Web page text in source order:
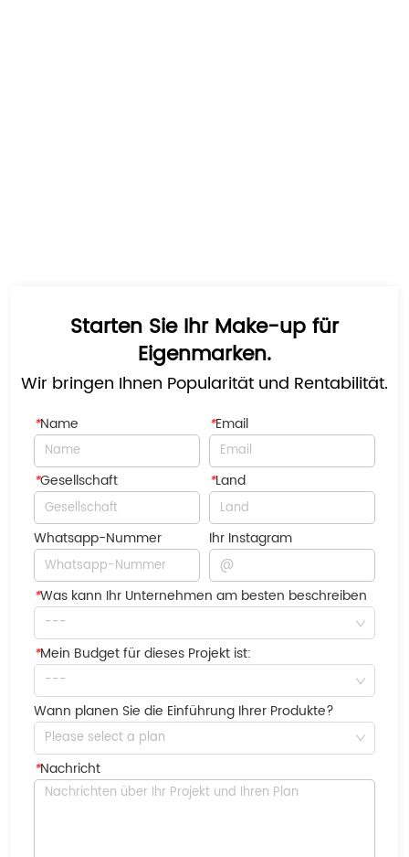
Starten Sie Ihr Make-up für
Eigenmarken.
Wir bringen Ihnen Popularität und Rentabilität.
*Name *Email
*Gesellschaft *Land
Whatsapp-Nummer Ihr Instagram
*Was kann Ihr Unternehmen am besten beschreiben
---
*Mein Budget für dieses Projekt ist:
---
Wann planen Sie die Einführung Ihrer Produkte?
Please select a plan
*Nachricht